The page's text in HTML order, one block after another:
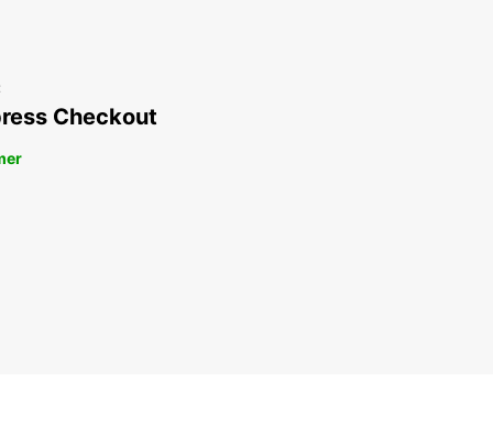
Checkout